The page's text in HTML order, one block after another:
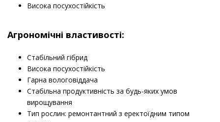
Висока посухостійкість
​Агрономічні властивості:
Стабільний гібрид
Висока посухостійкість
Гарна вологовіддача
Стабільна продуктивність за будь-яких умов
вирощування
Тип рослин: ремонтантний з еректоїдним типом